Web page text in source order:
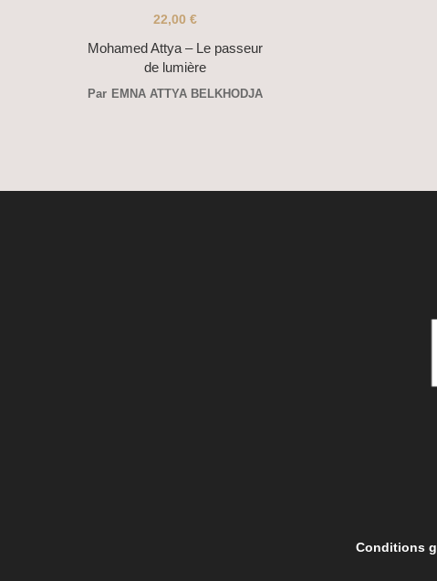
Mohamed Attya – Le passeur
de lumière
22,00 €
Par EMNA ATTYA BELKHODJA
Conditions